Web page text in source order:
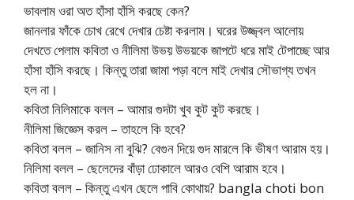
ভাবলাম ওরা অত হাঁসা হাঁসি করছে কেন?
জানলার ফাঁকে চোখ রেখে দেখার চেষ্টা করলাম। ঘরের উজ্জ্বল আলোয়
দেখতে পেলাম কবিতা ও নীলিমা উভয় উভয়কে জাপটে ধরে মাই টেপাচ্ছে আর
হাঁসা হাঁসি করছে। কিন্তু তারা জামা পড়া বলে মাই দেখার সৌভাগ্য তখন
হল না।
কবিতা নিলিমাকে বলল – আমার গুদটা খুব কুট কুট করছে।
নীলিমা জিজ্ঞেস করল – তাহলে কি হবে?
কবিতা বলল – জানিস না বুঝি? বেগুন দিয়ে গুদ মারলে কি ভীষণ আরাম হয়।
নিলিমা বলল – ছেলেদের বাঁড়া ঢোকালে আরও বেশি আরাম হবে।
কবিতা বলল – কিন্তু এখন ছেলে পাবি কোথায়? bangla choti bon